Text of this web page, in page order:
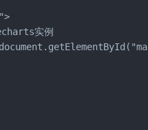
实例